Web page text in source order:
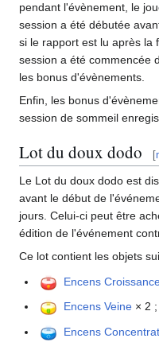
pendant l'évènement, le
session a été débutée
si le rapport est lu après la
session a été commencée
les bonus d'évènements.
Enfin, les bonus
session de sommeil
Lot du doux dodo [
Le Lot du doux dodo est
avant le début de
jours. Celui-ci peut être
édition de l'événement
Ce lot contient les objets
Encens
Encens Veine × 2 ;
Encens